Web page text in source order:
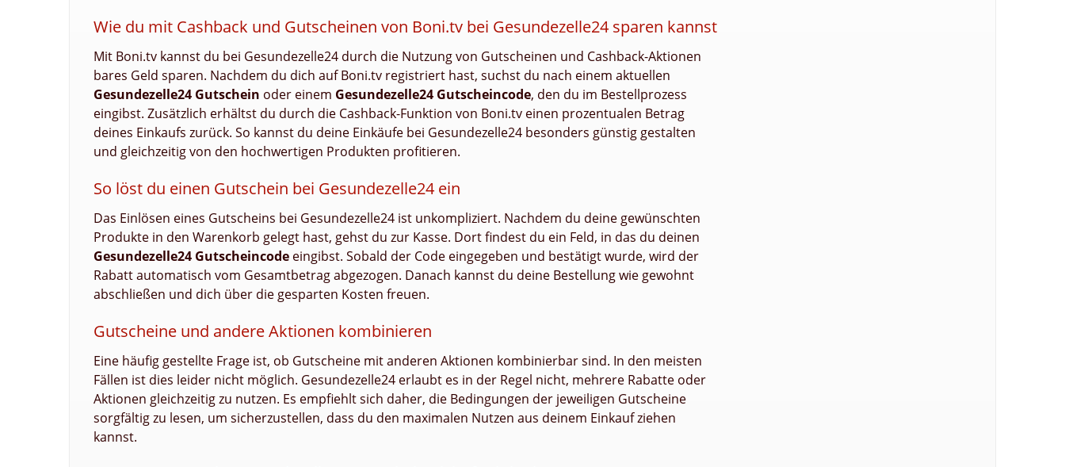
Wie du mit Cashback und Gutscheinen von Boni.tv bei Gesundezelle24 sparen kannst
Mit Boni.tv kannst du bei Gesundezelle24 durch die Nutzung von Gutscheinen und Cashback-Aktionen
bares Geld sparen. Nachdem du dich auf Boni.tv registriert hast, suchst du nach einem aktuellen
Gesundezelle24 Gutschein oder einem Gesundezelle24 Gutscheincode, den du im Bestellprozess
eingibst. Zusätzlich erhältst du durch die Cashback-Funktion von Boni.tv einen prozentualen Betrag
deines Einkaufs zurück. So kannst du deine Einkäufe bei Gesundezelle24 besonders günstig gestalten
und gleichzeitig von den hochwertigen Produkten profitieren.
So löst du einen Gutschein bei Gesundezelle24 ein
Das Einlösen eines Gutscheins bei Gesundezelle24 ist unkompliziert. Nachdem du deine gewünschten
Produkte in den Warenkorb gelegt hast, gehst du zur Kasse. Dort findest du ein Feld, in das du deinen
Gesundezelle24 Gutscheincode eingibst. Sobald der Code eingegeben und bestätigt wurde, wird der
Rabatt automatisch vom Gesamtbetrag abgezogen. Danach kannst du deine Bestellung wie gewohnt
abschließen und dich über die gesparten Kosten freuen.
Gutscheine und andere Aktionen kombinieren
Eine häufig gestellte Frage ist, ob Gutscheine mit anderen Aktionen kombinierbar sind. In den meisten
Fällen ist dies leider nicht möglich. Gesundezelle24 erlaubt es in der Regel nicht, mehrere Rabatte oder
Aktionen gleichzeitig zu nutzen. Es empfiehlt sich daher, die Bedingungen der jeweiligen Gutscheine
sorgfältig zu lesen, um sicherzustellen, dass du den maximalen Nutzen aus deinem Einkauf ziehen
kannst.